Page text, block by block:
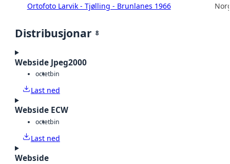
Ortofoto Larvik - Tjølling - Brunlanes 1966
Distribusjonar 8
Webside Jpeg2000
octetbin
Last ned
Webside ECW
octetbin
Last ned
Webside